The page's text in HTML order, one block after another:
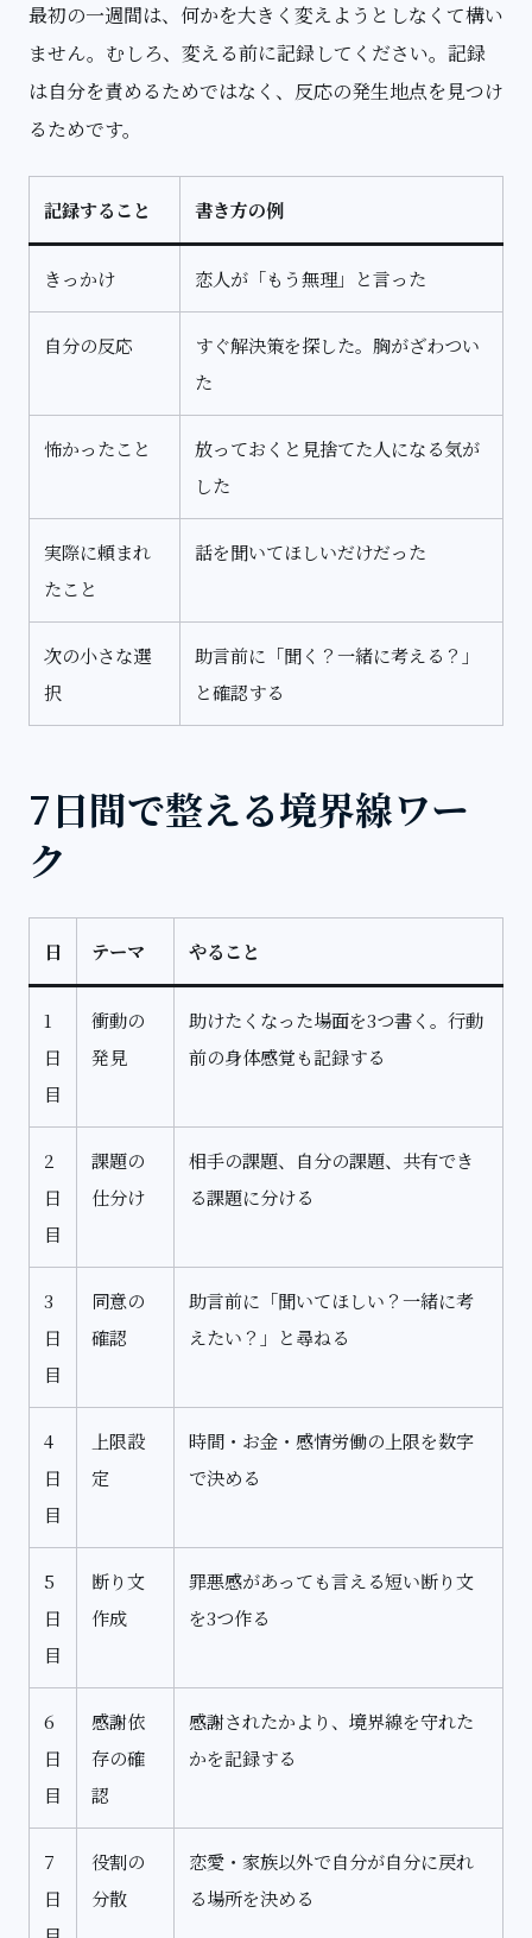
最初の一週間は、何かを大きく変えようとしなくて構い
ません。むしろ、変える前に記録してください。記録
は自分を責めるためではなく、反応の発生地点を見つけ
るためです。
記録すること 書き方の例
きっかけ 恋人が「もう無理」と言った
自分の反応
すぐ解決策を探した。胸がざわつい
た
怖かったこと
放っておくと見捨てた人になる気が
した
実際に頼まれ
たこと
話を聞いてほしいだけだった
次の小さな選
択
助言前に「聞く？一緒に考える？」
と確認する
7日間で整える境界線ワー
ク
日 テーマ やること
1
日
目
衝動の
発見
助けたくなった場面を3つ書く。行動
前の身体感覚も記録する
2
日
目
課題の
仕分け
相手の課題、自分の課題、共有でき
る課題に分ける
3
日
目
同意の
確認
助言前に「聞いてほしい？一緒に考
えたい？」と尋ねる
4
日
目
上限設
定
時間・お金・感情労働の上限を数字
で決める
5
日
目
断り文
作成
罪悪感があっても言える短い断り文
を3つ作る
6
日
目
感謝依
存の確
認
感謝されたかより、境界線を守れた
かを記録する
7
日
役割の
分散
恋愛・家族以外で自分が自分に戻れ
る場所を決める